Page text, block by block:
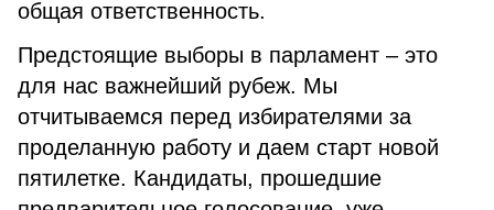
общая ответственность.
Предстоящие выборы в парламент – это
для нас важнейший рубеж. Мы
отчитываемся перед избирателями за
проделанную работу и даем старт новой
пятилетке. Кандидаты, прошедшие